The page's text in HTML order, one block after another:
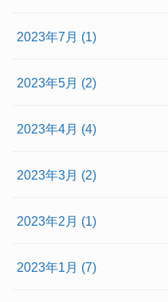
2023年7月 (1)
2023年5月 (2)
2023年4月 (4)
2023年3月 (2)
2023年2月 (1)
2023年1月 (7)